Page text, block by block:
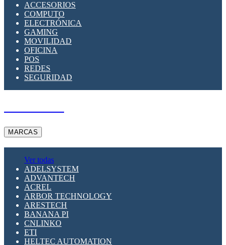
SUPRESOR DE TRANSIENTES SPDS PARA
APLICACIONES FOTOVOLTAICAS
ACCESORIOS
COMPUTO
ELECTRÓNICA
GAMING
MOVILIDAD
OFICINA
POS
REDES
SEGURIDAD
MARCAS
Ver todas
ADELSYSTEM
ADVANTECH
ACREL
ARBOR TECHNOLOGY
ARESTECH
BANANA PI
CNLINKO
ETI
HELTEC AUTOMATION